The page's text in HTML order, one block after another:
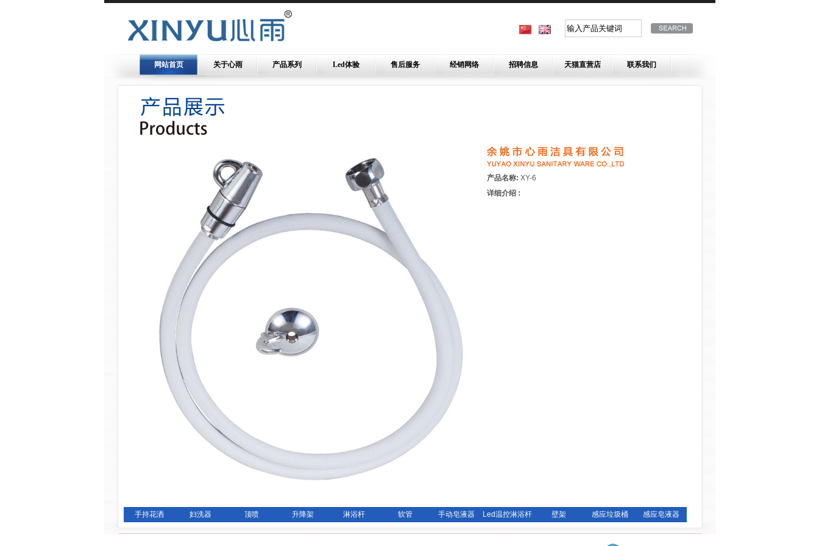
网站首页 关于心雨 产品系列 Led体验 售后服务 经销网络 招聘信息 天猫直营店 联系我们
产品名称: XY-6
详细介绍 :
手持花洒 妇洗器 顶喷 升降架 淋浴杆 软管 手动皂液器 Led温控淋浴杆 壁架 感应垃圾桶 感应皂液器